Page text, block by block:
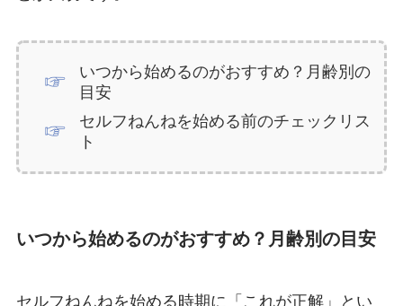
いつから始めるのがおすすめ？月齢別の
目安
セルフねんねを始める前のチェックリス
ト
いつから始めるのがおすすめ？月齢別の目安
セルフねんねを始める時期に「これが正解」とい